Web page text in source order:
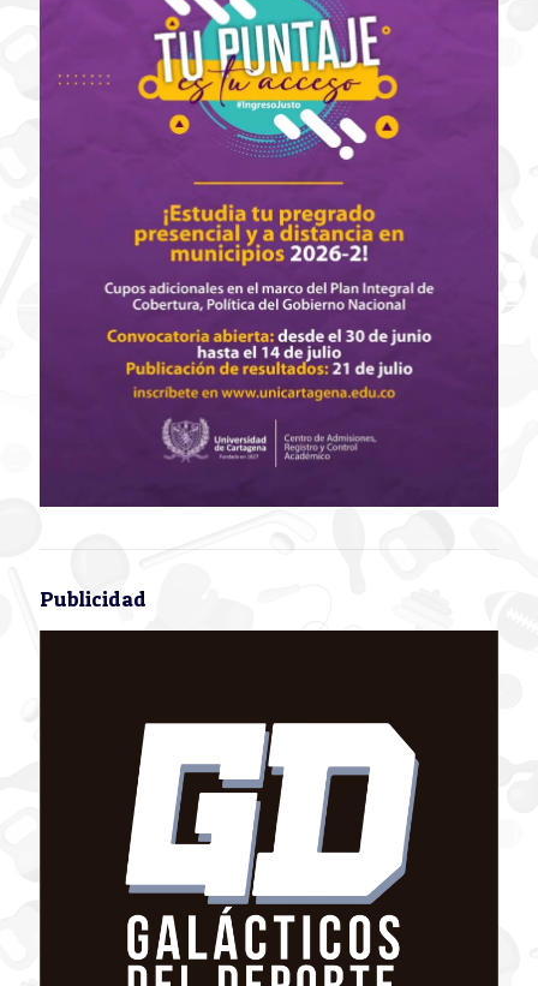
Publicidad